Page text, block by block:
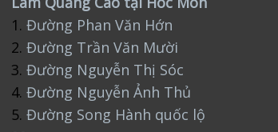
1. Đường Phan Văn Hớn
2. Đường Trần Văn Mười
3. Đường Nguyễn Thị Sóc
4. Đường Nguyễn Ảnh Thủ
5. Đường Song Hành quốc lộ